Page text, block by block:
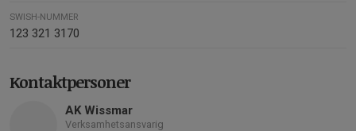
SWISH-NUMMER
123 321 3170
Kontaktpersoner
AK Wissmar
Verksamhetsansvarig